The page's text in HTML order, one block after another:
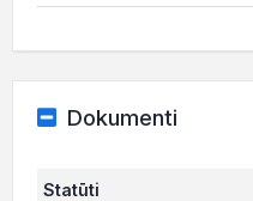
Dokumenti
Statūti